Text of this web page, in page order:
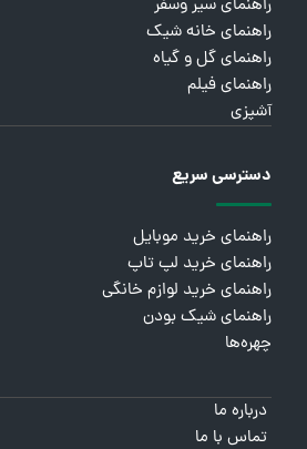
راهنمای سیر وسفر
راهنمای خانه شیک
راهنمای گل و گیاه
راهنمای فیلم
آشپزی
دسترسی سریع
راهنمای خرید موبایل
راهنمای خرید لپ تاپ
راهنمای خرید لوازم خانگی
راهنمای شیک بودن
چهره‌ها
درباره ما
تماس با ما